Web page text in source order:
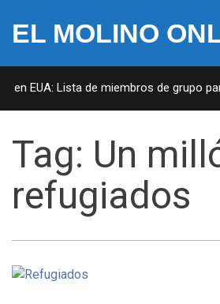
EL MOLINO
EUA: Lista de miembros de grupo
Tag: Un
refugiados